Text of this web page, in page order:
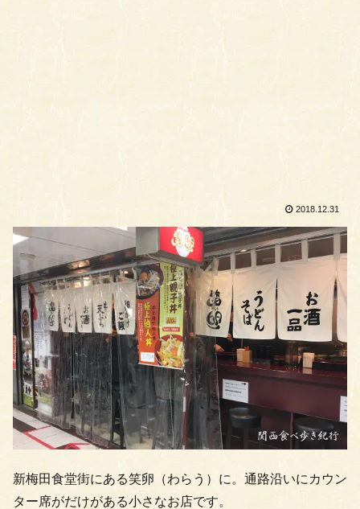
2018.12.31
新梅田食堂街にある笑卵（わらう）に。通路沿いにカウン
ター席がだけがある小さなお店です。